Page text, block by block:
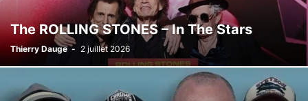
The ROLLING STONES – In The Stars
Thierry Dauge - 2 juillet 2026